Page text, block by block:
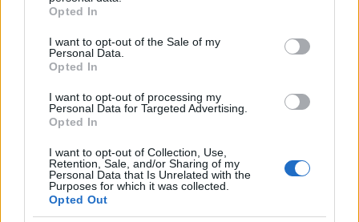
grant or deny consent to Google and its third-party tags to
use your data for below specified purposes in below Google
consent section.
Opted In
I want to opt-out of the Sale of my
Personal Data.
Opted In
I want to opt-out of processing my
Personal Data for Targeted Advertising.
Opted In
I want to opt-out of Collection, Use,
Retention, Sale, and/or Sharing of my
Personal Data that Is Unrelated with the
Purposes for which it was collected.
Opted Out
Für Elise
Románc
(Csajkovszkij) -
(Leoncavallo) - E-
dúr etűd (Chopin)
DEEP PURPLE
Machine Head
DEEP PURPLE